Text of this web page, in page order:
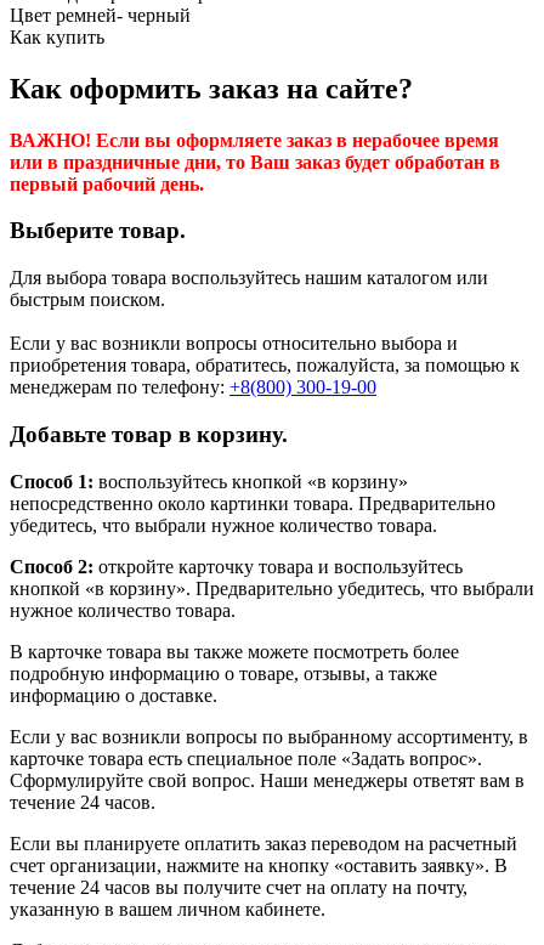
Цвет ремней- черный
Как купить
Как оформить заказ на сайте?
ВАЖНО! Если вы оформляете заказ в нерабочее время
или в праздничные дни, то Ваш заказ будет обработан в
первый рабочий день.
Выберите товар.
Для выбора товара воспользуйтесь нашим каталогом или
быстрым поиском.
Если у вас возникли вопросы относительно выбора и
приобретения товара, обратитесь, пожалуйста, за помощью к
менеджерам по телефону: +8(800) 300-19-00
Добавьте товар в корзину.
Способ 1: воспользуйтесь кнопкой «в корзину»
непосредственно около картинки товара. Предварительно
убедитесь, что выбрали нужное количество товара.
Способ 2: откройте карточку товара и воспользуйтесь
кнопкой «в корзину». Предварительно убедитесь, что выбрали
нужное количество товара.
В карточке товара вы также можете посмотреть более
подробную информацию о товаре, отзывы, а также
информацию о доставке.
Если у вас возникли вопросы по выбранному ассортименту, в
карточке товара есть специальное поле «Задать вопрос».
Сформулируйте свой вопрос. Наши менеджеры ответят вам в
течение 24 часов.
Если вы планируете оплатить заказ переводом на расчетный
счет организации, нажмите на кнопку «оставить заявку». В
течение 24 часов вы получите счет на оплату на почту,
указанную в вашем личном кабинете.